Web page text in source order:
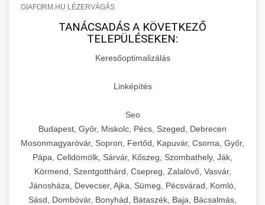
GIAFORM.HU LÉZERVÁGÁS
TANÁCSADÁS A KÖVETKEZŐ
TELEPÜLÉSEKEN:
Keresőoptimalizálás
Linképítés
Seo
Budapest, Győr, Miskolc, Pécs, Szeged, Debrecen
Mosonmagyaróvár, Sopron, Fertőd, Kapuvár, Csorna, Győr,
Pápa, Celldömölk, Sárvár, Kőszeg, Szombathely, Ják,
Körmend, Szentgotthárd, Csepreg, Zalalövő, Vasvár,
Jánosháza, Devecser, Ajka, Sümeg, Pécsvárad, Komló,
Sásd, Dombóvár, Bonyhád, Bátaszék, Baja, Bácsalmás,